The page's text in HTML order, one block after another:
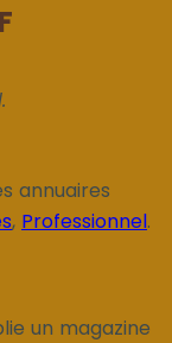
annuaires
, Professionnel.
un magazine